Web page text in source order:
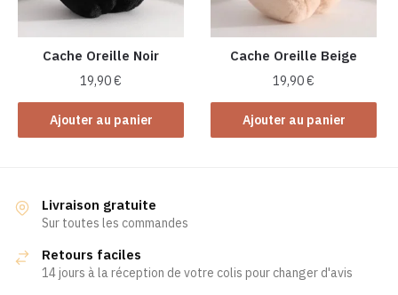
choisies
la
page
produit
choisies
la
page
produit
Cache Oreille Noir
19,90€
Ajouter au panier
Cache Oreille Beige
19,90€
Ajouter au panier
Livraison gratuite
Sur toutes les commandes
Retours faciles
14 jours à la réception de votre colis pour changer d'avis